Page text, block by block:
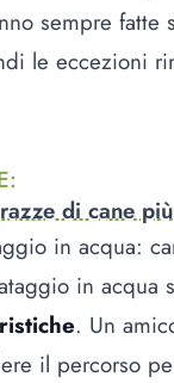
sempre fatte
le eccezioni
:
di cane
in acqua:
in acqua
. Un
il percorso